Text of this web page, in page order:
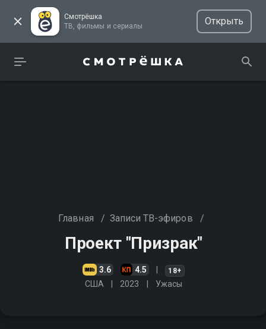
Смотрёшка
ТВ, фильмы и сериалы
Открыть
Главная / Записи ТВ-эфиров /
Проект "Призрак"
3.6 4.5 18+
США 2023 Ужасы